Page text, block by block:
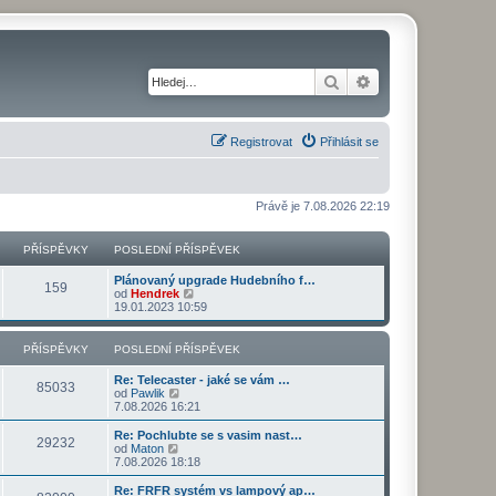
Hledat
Přihlásit se
Registrovat
Právě je 7.08.2026 22:19
PŘÍSPĚVKY POSLEDNÍ PŘÍSPĚVEK
159
Plánovaný upgrade Hudebního f…
od Hendrek
o
b
r
a
o
s
l
d
n
í
19.01.2023 10:59
PŘÍSPĚVKY POSLEDNÍ PŘÍSPĚVEK
85033
Re: Telecaster - jaké se vám …
od Pawlik
o
b
r
z
7.08.2026 16:21
29232
Re: Pochlubte se s vasim nast…
od Maton
o
b
r
7.08.2026 18:18
Re: FRFR systém vs lampový ap…